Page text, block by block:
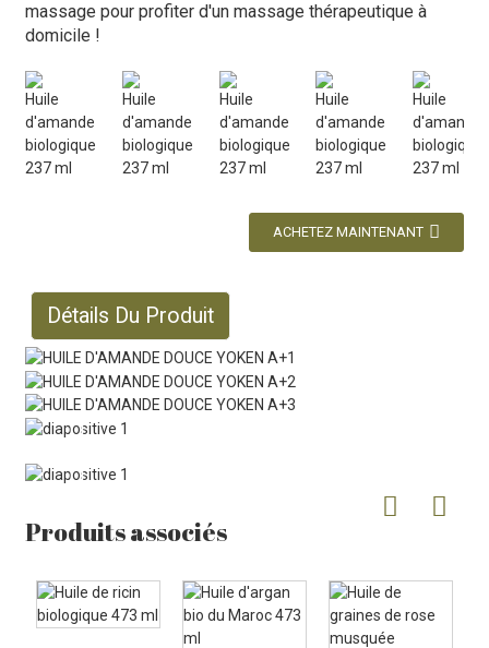
massage pour profiter d'un massage thérapeutique à
domicile !
ACHETEZ MAINTENANT
Détails Du Produit
Produits associés